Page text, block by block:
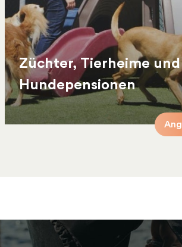
Züchter, Tierheime und
Hundepensionen